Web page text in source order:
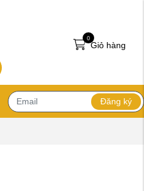
Giỏ hàng
0
Đăng ký